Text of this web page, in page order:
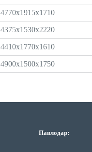
4770x1915x1710
4375x1530x2220
4410x1770x1610
4900x1500x1750
Павлодар: